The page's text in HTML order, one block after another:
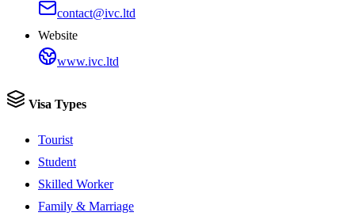
contact@ivc.ltd
Website
www.ivc.ltd
Visa Types
Tourist
Student
Skilled Worker
Family & Marriage